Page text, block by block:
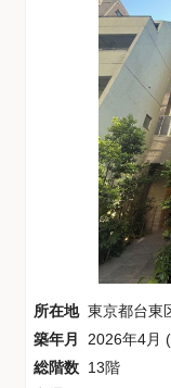
所在地 東京都台東
築年月
2026年4月
総階数 13階